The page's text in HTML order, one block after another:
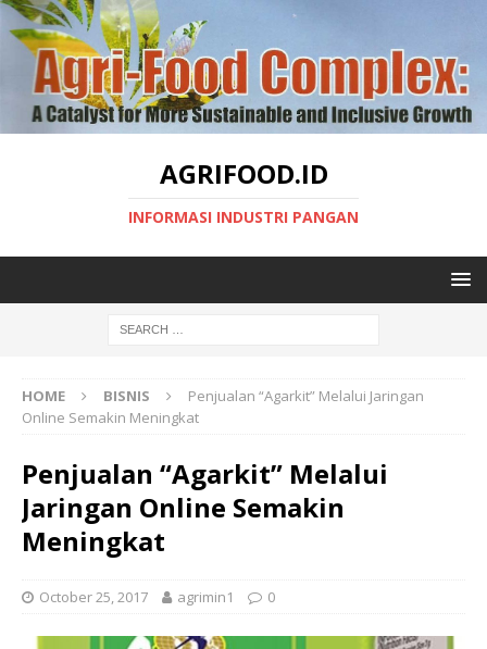
AGRIFOOD.ID
INFORMASI INDUSTRI PANGAN
HOME BISNIS
Penjualan “Agarkit” Melalui Jaringan
Online Semakin Meningkat
Penjualan “Agarkit” Melalui
Jaringan Online Semakin
Meningkat
October 25, 2017 agrimin1 0